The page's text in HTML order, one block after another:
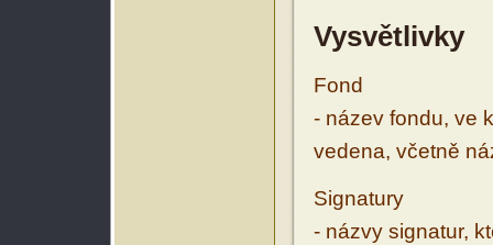
Vysvětlivky
Fond
- název fondu, ve
vedena, včetně
Signatury
- názvy signatur,